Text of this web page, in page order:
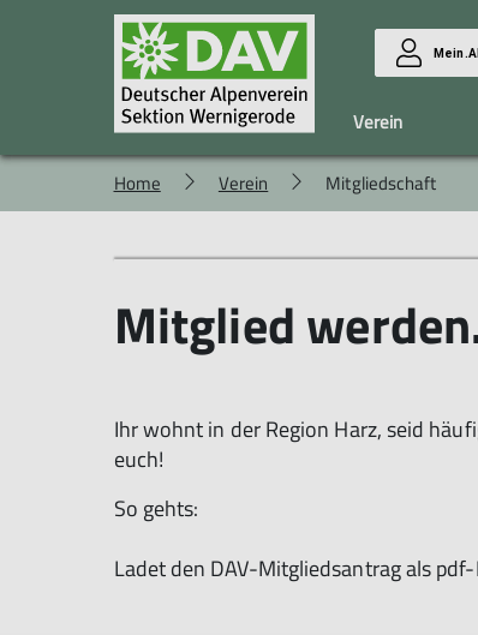
Verein
Sektion
Ziele
Satzung
Gewaltschutzkonzept
Klettern
Trainingszeiten / -gruppen
Trainingsorte
Übungsleiter
Preise/
Home Verein Mitgliedschaft
Mitglied
Ihr wohnt in der Region Harz, seid
euch!
So gehts:
Ladet den DAV-Mitgliedsantrag als